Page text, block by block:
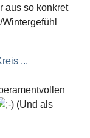
aus so konkret
...
(Und als